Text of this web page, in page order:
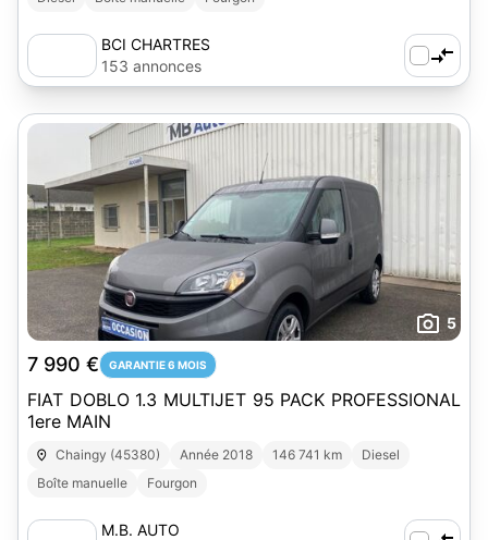
BCI CHARTRES
153 annonces
5
7 990 € GARANTIE 6 MOIS
FIAT DOBLO 1.3 MULTIJET 95 PACK PROFESSIONAL
1ere MAIN
Chaingy (45380) Année 2018 146 741 km
Diesel
Boîte manuelle
Fourgon
M.B. AUTO